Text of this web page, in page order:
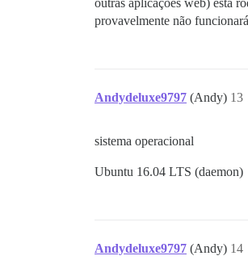
provavelmente não
Andydeluxe9797 (Andy) 13
sistema operacional
Ubuntu 16.04 LTS (daemon)
Andydeluxe9797 (Andy) 14